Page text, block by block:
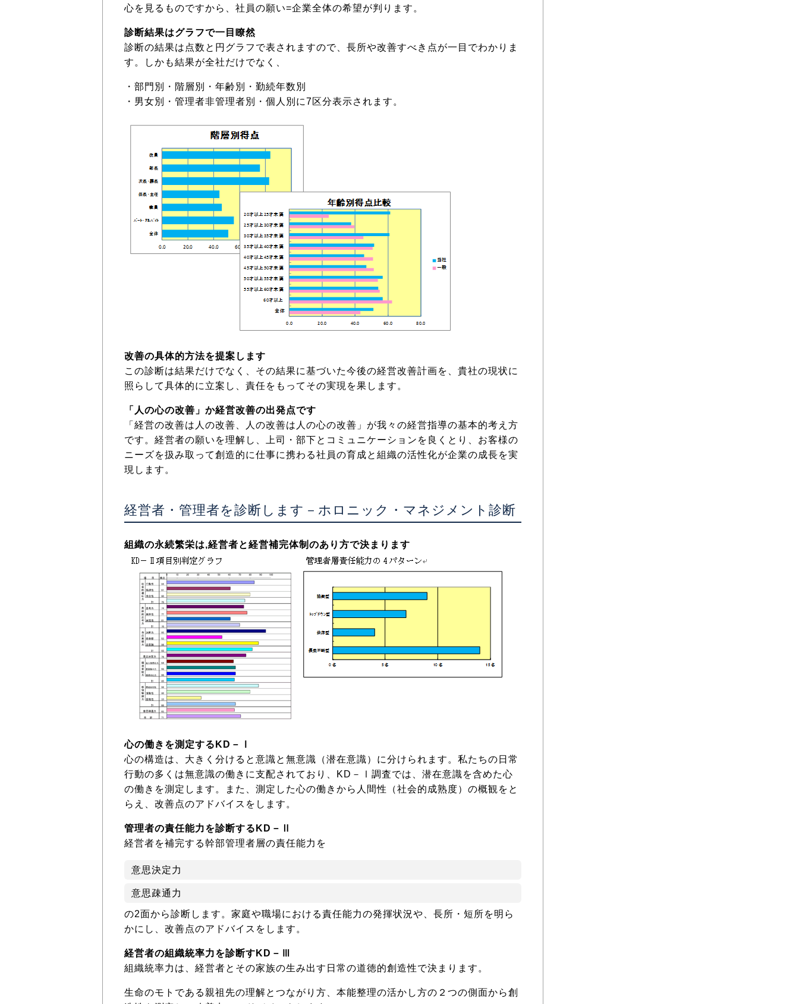
心を見るものですから、社員の願い=企業全体の希望が判ります。
診断結果はグラフで一目瞭然
診断の結果は点数と円グラフで表されますので、長所や改善すべき点が一目でわかりま
す。しかも結果が全社だけでなく、
・部門別・階層別・年齢別・勤続年数別
・男女別・管理者非管理者別・個人別に7区分表示されます。
改善の具体的方法を提案します
この診断は結果だけでなく、その結果に基づいた今後の経営改善計画を、貴社の現状に
照らして具体的に立案し、責任をもってその実現を果します。
「人の心の改善」か経営改善の出発点です
「経営の改善は人の改善、人の改善は人の心の改善」が我々の経営指導の基本的考え方
です。経営者の願いを理解し、上司・部下とコミュニケーションを良くとり、お客様の
ニーズを扱み取って創造的に仕事に携わる社員の育成と組織の活性化が企業の成長を実
現します。
経営者・管理者を診断します－ホロニック・マネジメント診断
組織の永続繁栄は,経営者と経営補完体制のあり方で決まります
心の働きを測定するKD－Ⅰ
心の構造は、大きく分けると意識と無意識（潜在意識）に分けられます。私たちの日常
行動の多くは無意識の働きに支配されており、KD－Ⅰ調査では、潜在意識を含めた心
の働きを測定します。また、測定した心の働きから人間性（社会的成熟度）の概観をと
らえ、改善点のアドバイスをします。
管理者の責任能力を診断するKD－Ⅱ
経営者を補完する幹部管理者層の責任能力を
意思決定力
意思疎通力
の2面から診断します。家庭や職場における責任能力の発揮状況や、長所・短所を明ら
かにし、改善点のアドバイスをします。
経営者の組織統率力を診断すKD－Ⅲ
組織統率力は、経営者とその家族の生み出す日常の道徳的創造性で決まります。
生命のモトである親祖先の理解とつながり方、本能整理の活かし方の２つの側面から創